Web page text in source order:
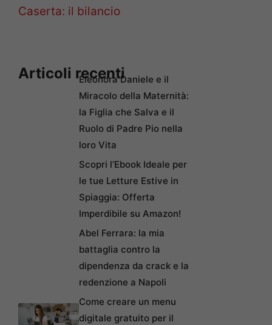
Caserta: il bilancio
Articoli recentiEleonora Daniele e il
Miracolo della Maternità:
la Figlia che Salva e il
Ruolo di Padre Pio nella
loro Vita
Scopri l’Ebook Ideale per
le tue Letture Estive in
Spiaggia: Offerta
Imperdibile su Amazon!
Abel Ferrara: la mia
battaglia contro la
dipendenza da crack e la
redenzione a Napoli
Come creare un menu
digitale gratuito per il